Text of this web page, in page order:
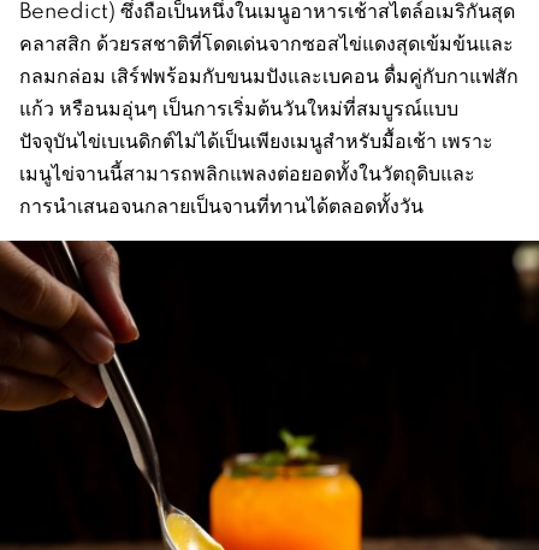
Benedict) ซึ่งถือเป็นหนึ่งในเมนูอาหารเช้าสไตล์อเมริกันสุด
คลาสสิก ด้วยรสชาติที่โดดเด่นจากซอสไข่แดงสุดเข้มข้นและ
กลมกล่อม เสิร์ฟพร้อมกับขนมปังและเบคอน ดื่มคู่กับกาแฟสัก
แก้ว หรือนมอุ่นๆ เป็นการเริ่มต้นวันใหม่ที่สมบูรณ์แบบ
ปัจจุบันไข่เบเนดิกต์ไม่ได้เป็นเพียงเมนูสำหรับมื้อเช้า เพราะ
เมนูไข่จานนี้สามารถพลิกแพลงต่อยอดทั้งในวัตถุดิบและ
การนำเสนอจนกลายเป็นจานที่ทานได้ตลอดทั้งวัน